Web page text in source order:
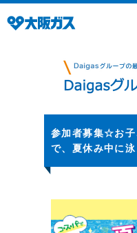
参加者募集☆お子
で、夏休み中に